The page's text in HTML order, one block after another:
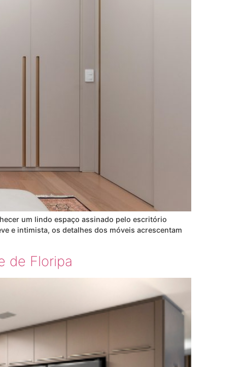
um lindo espaço assinado pelo escritório
e intimista, os detalhes dos móveis acrescentam
de Floripa